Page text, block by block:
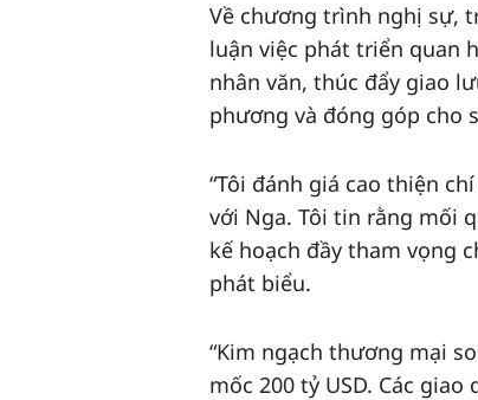
Về chương trình nghị sự,
luận việc phát triển quan
nhân văn, thúc đẩy giao
phương và đóng góp cho
“Tôi đánh giá cao thiện
với Nga. Tôi tin rằng mối
kế hoạch đầy tham vọng
phát biểu.
“Kim ngạch thương mại
mốc 200 tỷ USD. Các